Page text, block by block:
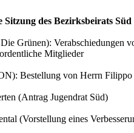
des Bezirksbeirats
Grünen): Verabschiedungen
Mitglieder
Bestellung von Herrn Filippo
(Antrag Jugendrat Süd)
(Vorstellung eines